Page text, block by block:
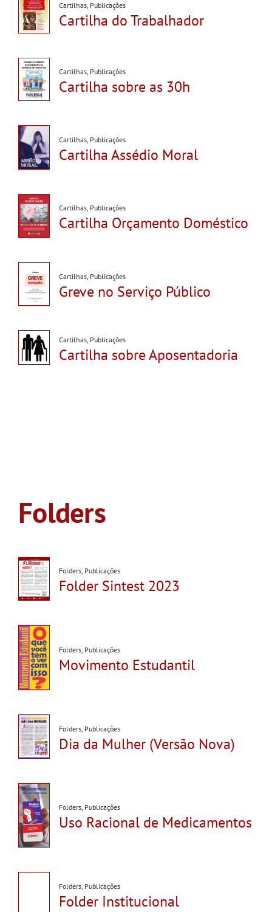
Cartilhas, Publicações
Cartilha do Trabalhador
Cartilhas Publicações
Cartilha sobre as 30h
Cartilhas, Publicações
Cartilha Assédio Moral
Cartilhas, Publicações
Cartilha Orçamento Doméstico
Cartilhas Publicações
Greve no Serviço Público
Cartilhas, Publicações
Cartilha sobre Aposentadoria
Folders
Folders, Publicações
Folder Sintest 2023
Folders, Publicações
Movimento Estudantil
Folders Publicações
Dia da Mulher (Versão Nova)
Folders, Publicações
Uso Racional de Medicamentos
Folders, Publicações
Folder Institucional